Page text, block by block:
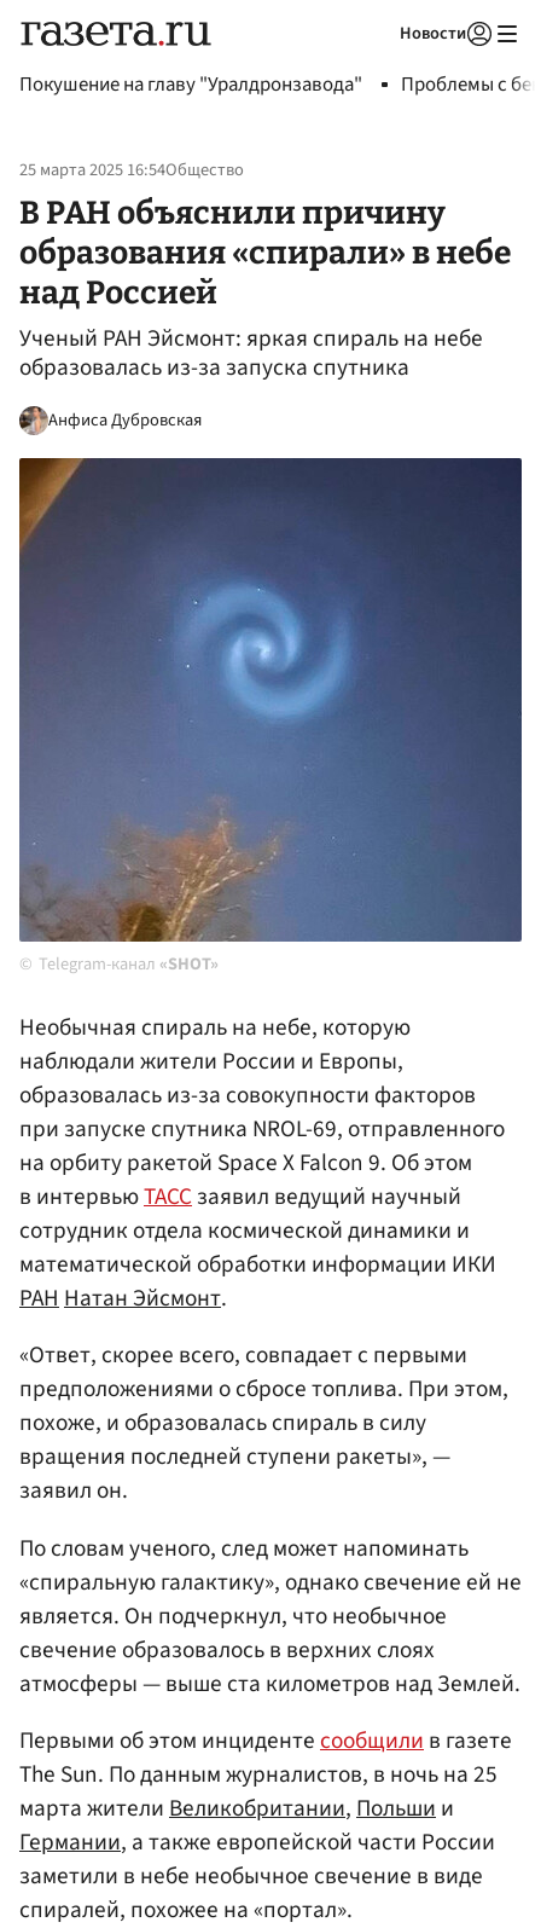
Новости
Покушение на главу "Уралдронзавода" Проблемы с
25 марта 2025 16:54Общество
В РАН объяснили причину
образования «спирали» в небе
над Россией
Ученый РАН Эйсмонт: яркая спираль на небе
образовалась из-за запуска спутника
Анфиса Дубровская
Telegram-канал «SHOT»
Необычная спираль на небе, которую
наблюдали жители России и Европы,
образовалась из-за совокупности факторов
при запуске спутника NROL-69, отправленного
на орбиту ракетой Space X Falcon 9. Об этом
в интервьюТАССзаявил ведущий научный
сотрудник отдела космической динамики и
математической обработки информации ИКИ
РАННатан Эйсмонт.
«Ответ, скорее всего, совпадает с первыми
предположениями о сбросе топлива. При этом,
похоже, и образовалась спираль в силу
вращения последней ступени ракеты», —
заявил он.
По словам ученого, след может напоминать
«спиральную галактику», однако свечение ей не
является. Он подчеркнул, что необычное
свечение образовалось в верхних слоях
атмосферы — выше ста километров над Землей.
Первыми об этом инцидентесообщилив газете
The Sun. По данным журналистов, в ночь на 25
марта жителиВеликобритании,Польшии
Германии, а также европейской части России
заметили в небе необычное свечение в виде
спиралей, похожее на «портал».